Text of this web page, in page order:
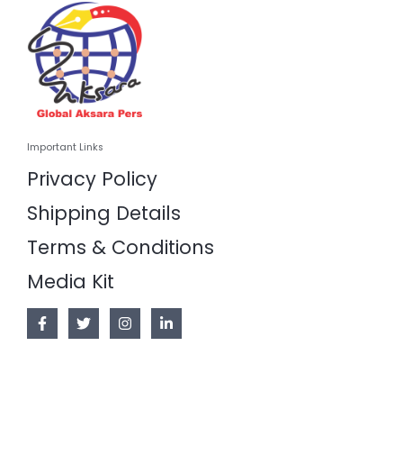
Important Links
Privacy Policy
Shipping Details
Terms & Conditions
Media Kit